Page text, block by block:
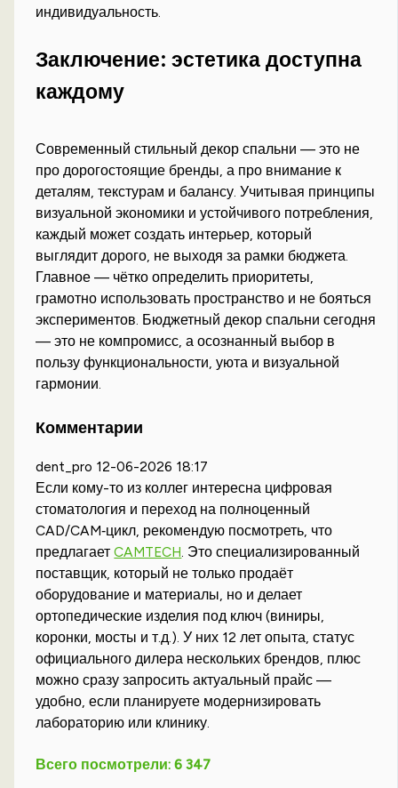
индивидуальность.
Заключение: эстетика доступна
каждому
Современный стильный декор спальни — это не
про дорогостоящие бренды, а про внимание к
деталям, текстурам и балансу. Учитывая принципы
визуальной экономики и устойчивого потребления,
каждый может создать интерьер, который
выглядит дорого, не выходя за рамки бюджета.
Главное — чётко определить приоритеты,
грамотно использовать пространство и не бояться
экспериментов. Бюджетный декор спальни сегодня
— это не компромисс, а осознанный выбор в
пользу функциональности, уюта и визуальной
гармонии.
Комментарии
dent_pro 12-06-2026 18:17
Если кому-то из коллег интересна цифровая
стоматология и переход на полноценный
CAD/CAM‑цикл, рекомендую посмотреть, что
предлагаетCAMTECH. Это специализированный
поставщик, который не только продаёт
оборудование и материалы, но и делает
ортопедические изделия под ключ (виниры,
коронки, мосты и т.д.). У них 12 лет опыта, статус
официального дилера нескольких брендов, плюс
можно сразу запросить актуальный прайс —
удобно, если планируете модернизировать
лабораторию или клинику.
Всего посмотрели: 6 347